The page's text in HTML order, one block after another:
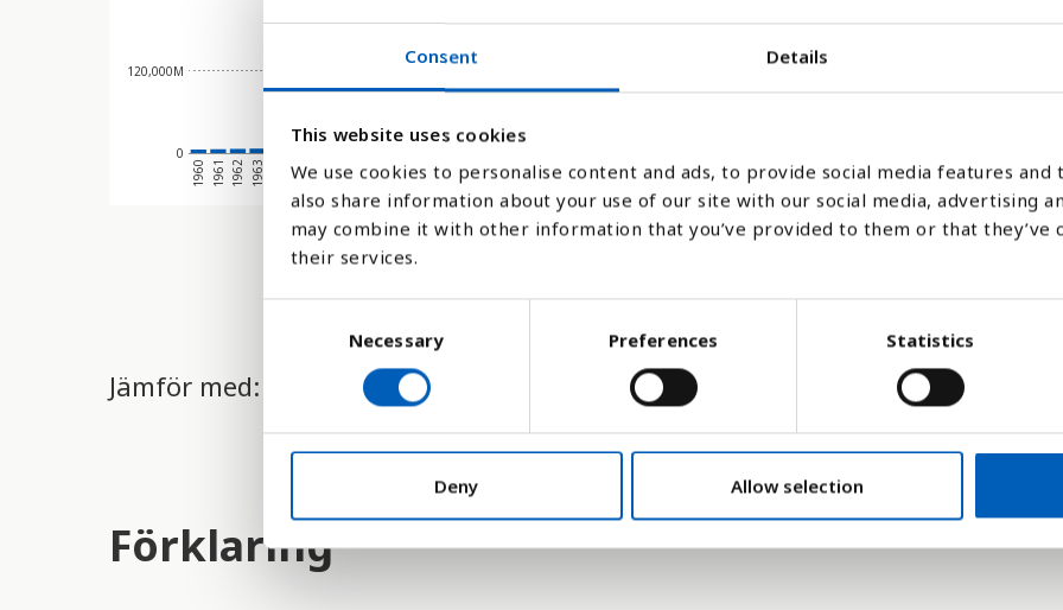
Consent Details
This website uses cookies
We use cookies to personalise content and ads, to provide social media features and
also share information about your use of our site with our social media, advertising
may combine it with other information that you’ve provided to them or that they’ve
their services.
e
e
Necessary Preferences Statistics
Deny Allow selection
0
120,000M
1960 1961 1962 1963 1965196619671968196919701971 197219731974 1975197619771978 1979198019811982 19831984 19851986 1987 1988198919901991 199219931994 199519961997 1998199920002001 20022003
Jämför med:
Förklaring